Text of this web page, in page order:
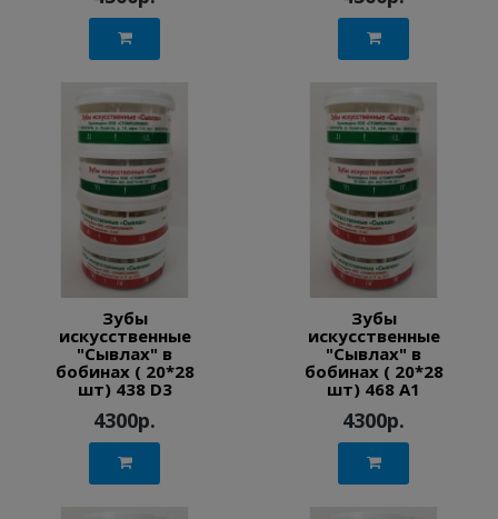
Зубы
искусственные
"Сывлах" в
бобинах ( 20*28
шт) 438 D3
4300р.
Зубы
искусственные
"Сывлах" в
бобинах ( 20*28
шт) 468 A1
4300р.